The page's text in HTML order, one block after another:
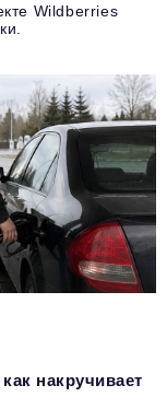
Wildberries
накручивает